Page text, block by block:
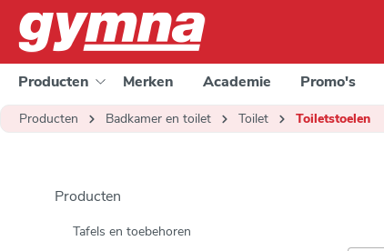
zoekopdracht Ga naar de hoofdnavigatie
Producten Merken Academie Promo's
Producten
Badkamer en toilet Toilet Toiletstoelen
Producten
Tafels en toebehoren